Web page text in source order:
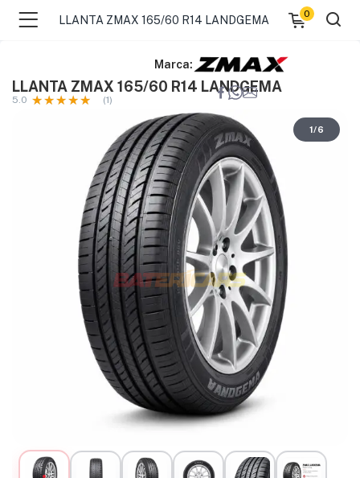
LLANTA ZMAX 165/60 R14 LANDGEMA
0
Marca:
LLANTA ZMAX 165/60 R14 LANDGEMA
5.0 (1)
1/6